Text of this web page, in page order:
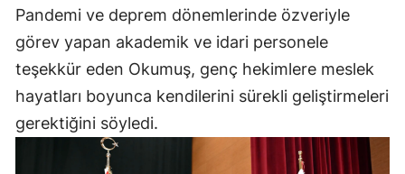
Pandemi ve deprem dönemlerinde özveriyle
görev yapan akademik ve idari personele
teşekkür eden Okumuş, genç hekimlere meslek
hayatları boyunca kendilerini sürekli geliştirmeleri
gerektiğini söyledi.